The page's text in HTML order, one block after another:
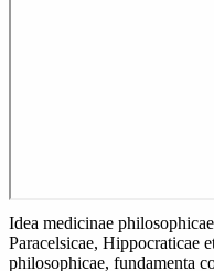
Idea medicinae
Paracelsicae, Hippocraticae
philosophicae, fundamenta